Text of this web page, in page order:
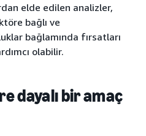
elde edilen analizler,
bağlı ve
bağlamında fırsatları
olabilir.
dayalı bir amaç